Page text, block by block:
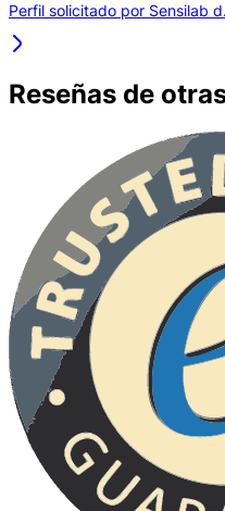
Perfil solicitado por Sensilab
Reseñas de